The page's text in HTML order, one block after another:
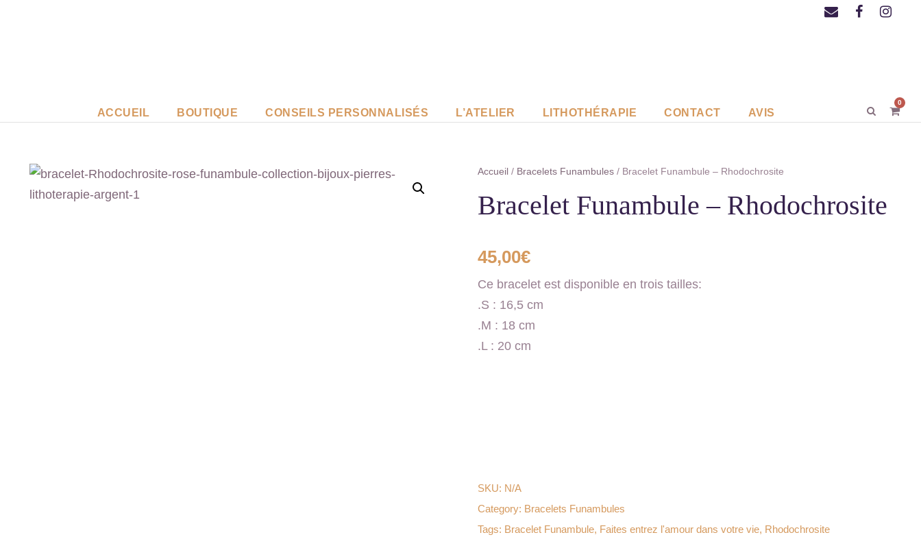
ACCUEIL BOUTIQUE CONSEILS PERSONNALISÉS L’ATELIER LITHOTHÉRAPIE CONTACT AVIS
0
Accueil / Bracelets Funambules / Bracelet Funambule – Rhodochrosite
Bracelet Funambule – Rhodochrosite
45,00€
Ce bracelet est disponible en trois tailles:
.S : 16,5 cm
.M : 18 cm
.L : 20 cm
SKU: N/A
Category: Bracelets Funambules
Tags: Bracelet Funambule, Faites entrez l'amour dans votre vie, Rhodochrosite